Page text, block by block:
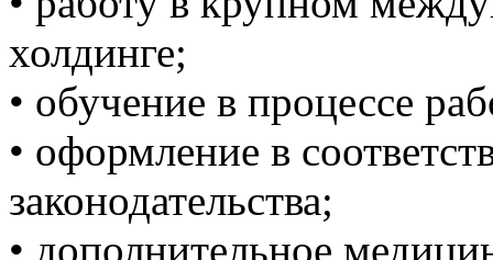
холдинге;
• обучение в процессе
• оформление в
законодательства;
• дополнительное